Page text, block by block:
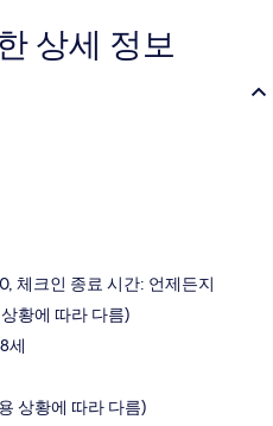
상세 정보
체크인 종료 시간: 언제든지
황에 따라 다름)
세
상황에 따라 다름)